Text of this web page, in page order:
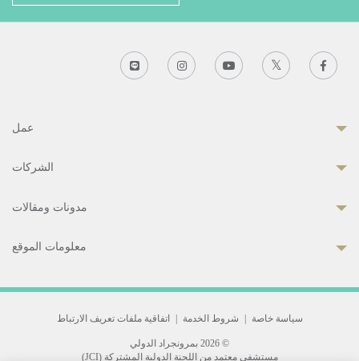
عمل
الشركات
مدونات ومقالات
معلومات الموقع
سياسة خاصة شروط الخدمة اتفاقية ملفات تعريف الارتباط
© 2026 بمرونجراد الدولي
مستشفى معتمد من اللجنة الدولية المشتركة (JCI)